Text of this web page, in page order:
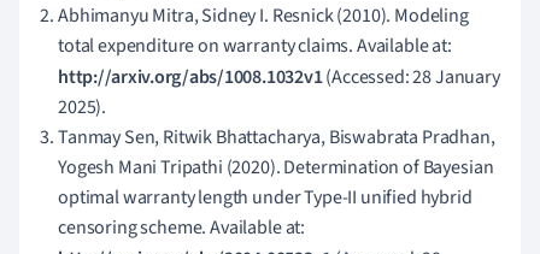
Abhimanyu Mitra, Sidney I. Resnick (2010). Modeling
total expenditure on warranty claims. Available at:
http://arxiv.org/abs/1008.1032v1(Accessed: 28 January
2025).
Tanmay Sen, Ritwik Bhattacharya, Biswabrata Pradhan,
Yogesh Mani Tripathi (2020). Determination of Bayesian
optimal warranty length under Type-II unified hybrid
censoring scheme. Available at: